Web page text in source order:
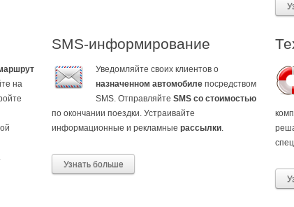
на
SMS-информирование
Уведомляйте своих клиентов о
назначенном автомобиле посредством
SMS. Отправляйте SMS со стоимостью
по окончании поездки. Устраивайте
информационные и рекламные рассылки.
Узнать больше